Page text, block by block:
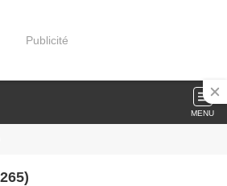
Publicité
MENU